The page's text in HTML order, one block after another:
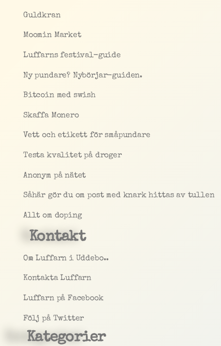
Guldkran
Moomin Market
Luffarns festival-guide
Ny pundare? Nybörjar-guiden.
Bitcoin med swish
Skaffa Monero
Vett och etikett för småpundare
Testa kvalitet på droger
Anonym på nätet
Såhär gör du om post med knark hittas av tullen
Allt om doping
Kontakt
Om Luffarn i Uddebo..
Kontakta Luffarn
Luffarn på Facebook
Följ på Twitter
Kategorier